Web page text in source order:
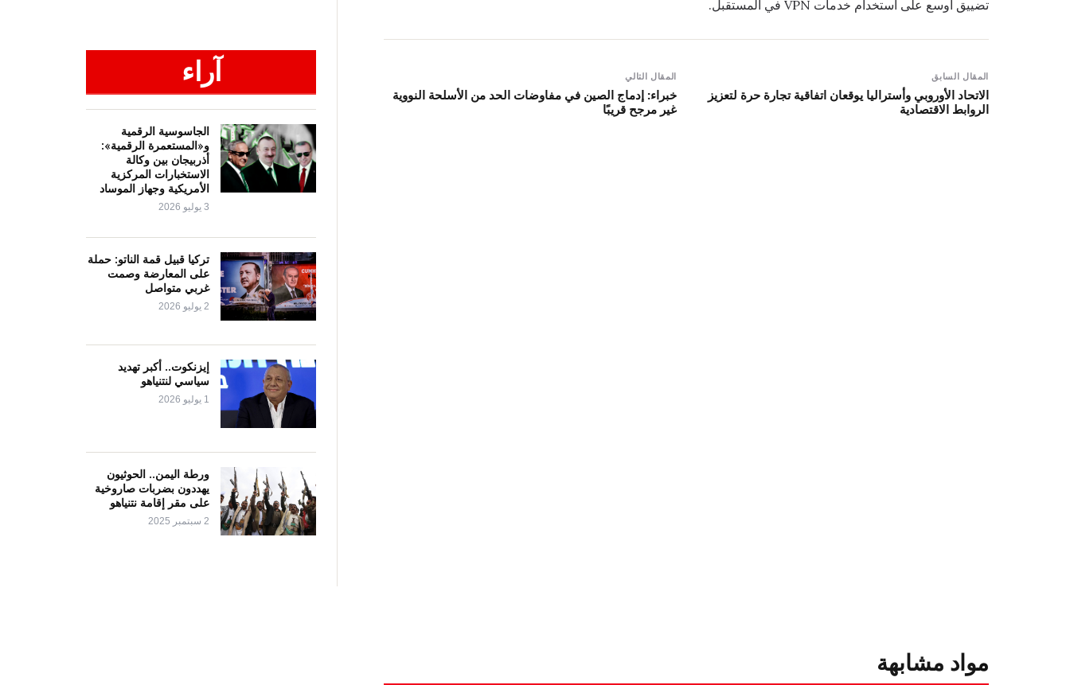
تضييق أوسع على استخدام خدمات VPN في المستقبل.
المقال السابق
الاتحاد الأوروبي وأستراليا يوقعان اتفاقية تجارة حرة لتعزيز
الروابط الاقتصادية
المقال التالي
خبراء: إدماج الصين في مفاوضات الحد من الأسلحة النووية
غير مرجح قريبًا
آراء
الجاسوسية الرقمية
و«المستعمرة الرقمية»:
أذربيجان بين وكالة
الاستخبارات المركزية
الأمريكية وجهاز الموساد
3 يوليو 2026
تركيا قبيل قمة الناتو: حملة
على المعارضة وصمت
غربي متواصل
2 يوليو 2026
إيزنكوت.. أكبر تهديد
سياسي لنتنياهو
1 يوليو 2026
ورطة اليمن.. الحوثيون
يهددون بضربات صاروخية
على مقر إقامة نتنياهو
2 سبتمبر 2025
مواد مشابهة